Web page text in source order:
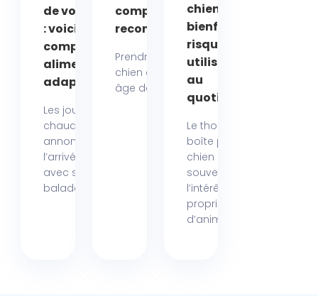
de votre chien
: voici les
compléments
alimentaires
adapté
Les journées
chaudes
annoncent
l’arrivée de l’été
avec ses
balades...
comparatif et
recommandations
Prendre soin d’un
chien qui avance en
âge demande une...
chien :
bienfaits,
risques et
utilisation
au
quotidien
Le thon en
boîte pour
chien suscite
souvent
l’intérêt des
propriétaires
d’animaux....